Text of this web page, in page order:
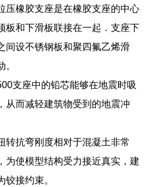
压橡胶支座是在橡胶支座的中心
板和下滑板联接在一起．支座下
间设不锈钢板和聚四氟乙烯滑
支座中的铅芯能够在地震时吸
从而减轻建筑物受到的地震冲
转抗弯刚度相对于混凝土非常
为使模型结构受力接近真实，建
接约束。